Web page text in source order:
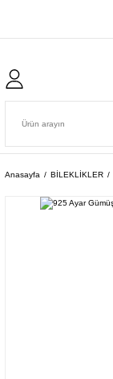
Anasayfa BİLEKLİKLER